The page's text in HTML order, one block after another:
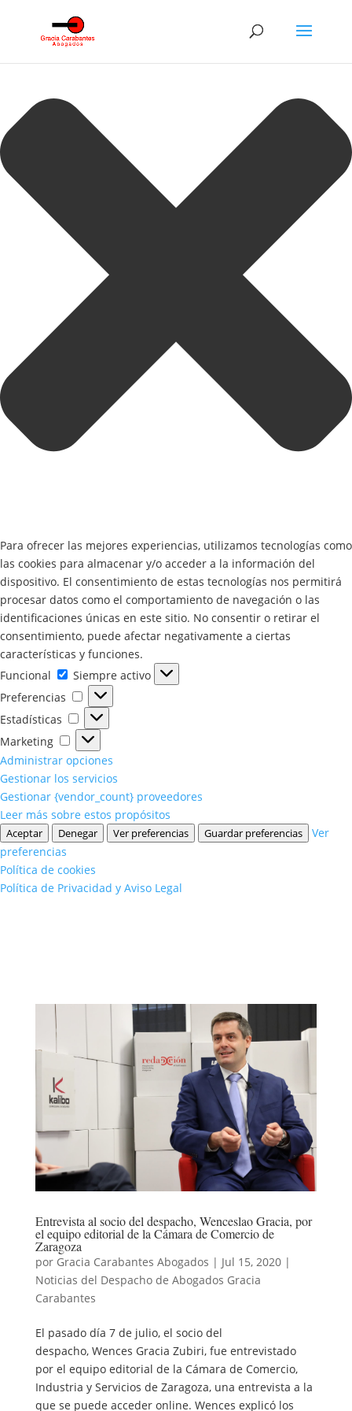
Para ofrecer las mejores experiencias, utilizamos tecnologías como
las cookies para almacenar y/o acceder a la información del
dispositivo. El consentimiento de estas tecnologías nos permitirá
procesar datos como el comportamiento de navegación o las
identificaciones únicas en este sitio. No consentir o retirar el
consentimiento, puede afectar negativamente a ciertas
características y funciones.
Funcional
Funcional
Siempre activo
Preferencias
Preferencias
Estadísticas
Estadísticas
Marketing
Marketing
Administrar opciones
Gestionar los servicios
Gestionar {vendor_count} proveedores
Leer más sobre estos propósitos
Aceptar Denegar Ver preferencias Guardar preferencias
Ver
preferencias
Política de cookies
Política de Privacidad y Aviso Legal
Entrevista al socio del despacho, Wenceslao Gracia, por
el equipo editorial de la Cámara de Comercio de
Zaragoza
por Gracia Carabantes Abogados | Jul 15, 2020|
Noticias del Despacho de Abogados Gracia
Carabantes
El pasado día 7 de julio, el socio del
despacho, Wences Gracia Zubiri, fue entrevistado
por el equipo editorial de la Cámara de Comercio,
Industria y Servicios de Zaragoza, una entrevista a la
que se puede acceder online. Wences explicó los